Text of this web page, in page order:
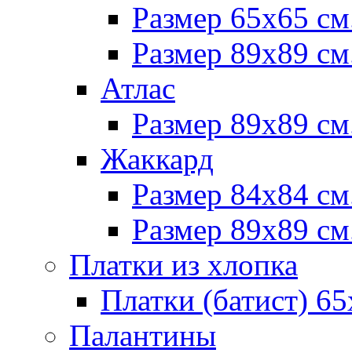
Размер 65х65
Размер 89х89
Атлас
Размер 89х89
Жаккард
Размер 84х84
Размер 89х89
Платки из хлопка
Платки (батист)
Палантины